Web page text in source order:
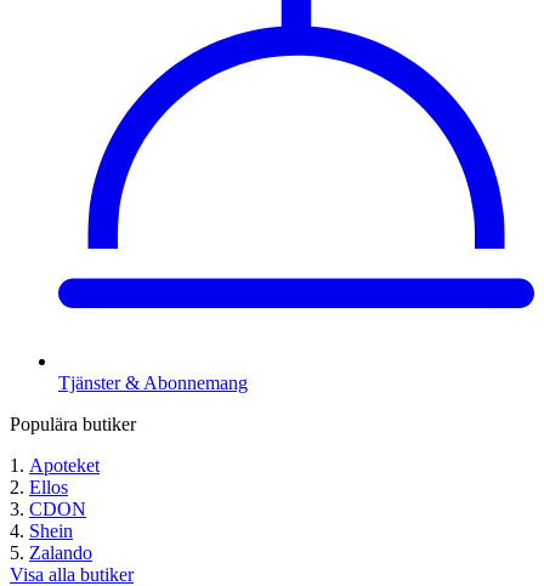
Tjänster & Abonnemang
Populära butiker
Apoteket
Ellos
CDON
Shein
Zalando
Visa alla butiker